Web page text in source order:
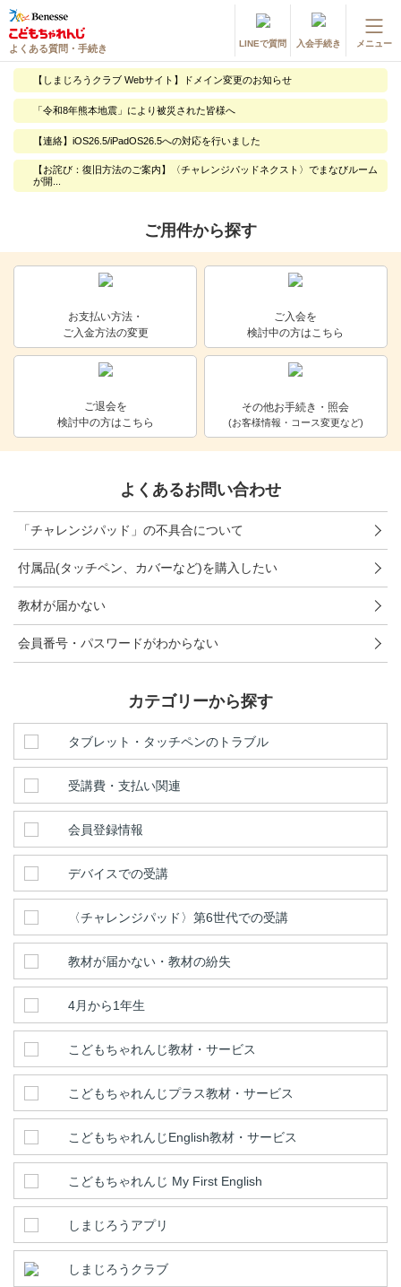
よくある質問・手続き LINEで質問 入会手続き メニュー
登録情報の変更・各種お手続き
会員ページへログイン
お客様サポート(手続き・照会)
よくある質問・お問い合わせ
進研ゼミ 小学講座
進研ゼミ 中学講座 中高一貫
会員サイトはこちら
【しまじろうクラブ Webサイト】ドメイン変更のお知らせ
「令和8年熊本地震」により被災された皆様へ
【連絡】iOS26.5/iPadOS26.5への対応を行いました
【お詫び：復旧方法のご案内】〈チャレンジパッドネクスト〉でまなびルーム
が開...
ご用件から探す
お支払い方法・
ご入金方法の変更
ご入会を
検討中の方はこちら
ご退会を
検討中の方はこちら
その他お手続き・照会
(お客様情報・コース変更など)
よくあるお問い合わせ
「チャレンジパッド」の不具合について
付属品(タッチペン、カバーなど)を購入したい
教材が届かない
会員番号・パスワードがわからない
カテゴリーから探す
タブレット・タッチペンのトラブル
受講費・支払い関連
会員登録情報
デバイスでの受講
〈チャレンジパッド〉第6世代での受講
教材が届かない・教材の紛失
4月から1年生
こどもちゃれんじ教材・サービス
こどもちゃれんじプラス教材・サービス
こどもちゃれんじEnglish教材・サービス
こどもちゃれんじ My First English
しまじろうアプリ
しまじろうクラブ